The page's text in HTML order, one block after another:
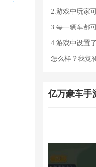
2.游戏中玩家
3.每一辆车都
4.游戏中设置
怎么样？我觉
亿万豪车手